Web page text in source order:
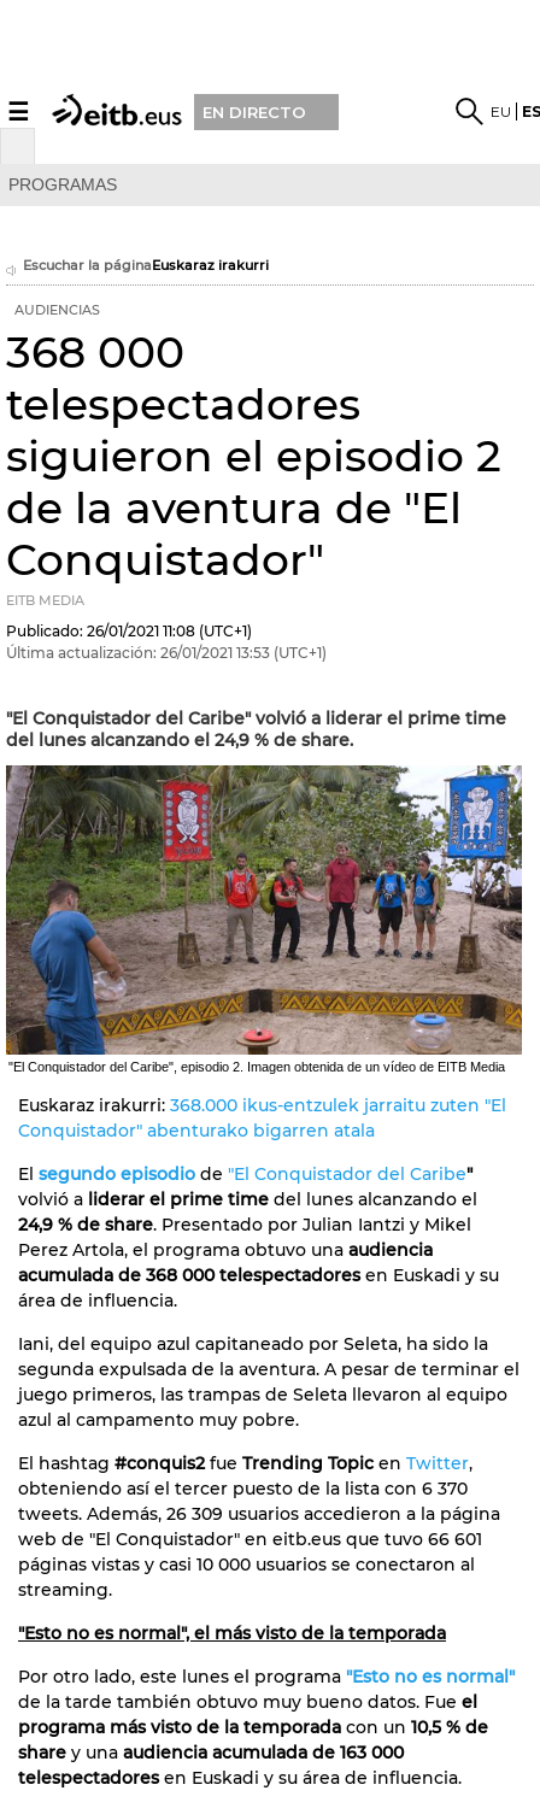
☰ EN DIRECTO EU
PROGRAMAS
Escuchar la páginaEuskaraz irakurri
AUDIENCIAS
368 000
telespectadores
siguieron el episodio 2
de la aventura de "El
Conquistador"
EITB MEDIA
Publicado: 26/01/2021 11:08 (UTC+1)
Última actualización: 26/01/2021 13:53 (UTC+1)
"El Conquistador del Caribe" volvió a liderar el prime time
del lunes alcanzando el 24,9 % de share.
"El Conquistador del Caribe", episodio 2. Imagen obtenida de un vídeo de EITB Media
Euskaraz irakurri: 368.000 ikus-entzulek jarraitu zuten "El
Conquistador" abenturako bigarren atala
El segundo episodio de "El Conquistador del Caribe"
volvió a liderar el prime time del lunes alcanzando el
24,9 % de share. Presentado por Julian Iantzi y Mikel
Perez Artola, el programa obtuvo una audiencia
acumulada de 368 000 telespectadoresen Euskadi y su
área de influencia.
Iani, del equipo azul capitaneado por Seleta, ha sido la
segunda expulsada de la aventura. A pesar de terminar el
juego primeros, las trampas de Seleta llevaron al equipo
azul al campamento muy pobre.
El hashtag #conquis2fue Trending Topic en Twitter,
obteniendo así el tercer puesto de la lista con 6 370
tweets. Además, 26 309 usuarios accedieron a la página
web de "El Conquistador" en eitb.eus que tuvo 66 601
páginas vistas y casi 10 000 usuarios se conectaron al
streaming.
"Esto no es normal", el más visto de la temporada
Por otro lado, este lunes el programa "Esto no es normal"
de la tarde también obtuvo muy bueno datos. Fue el
programa más visto de la temporada con un 10,5 % de
share y una audiencia acumulada de 163 000
telespectadoresen Euskadi y su área de influencia.